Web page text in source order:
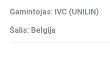
Gamintojas: IVC (UNILIN)
Šalis: Belgija